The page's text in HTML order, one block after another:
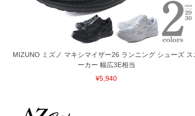
MIZUNO ミズノ マキシマイザー26 ランニング シューズ ス
ーカー 幅広3E相当
¥5,940